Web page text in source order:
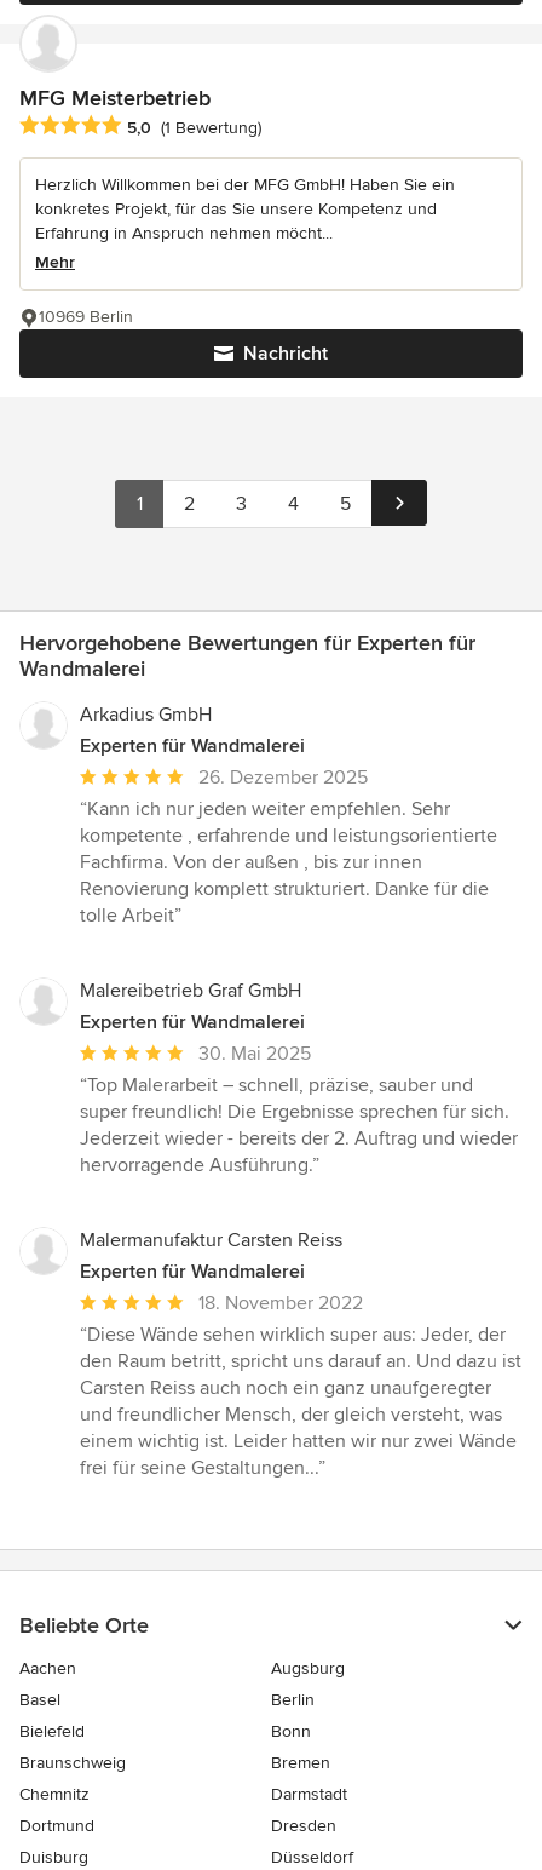
MFG Meisterbetrieb
Durchschnittliche Bewertung: 5 von 5 Sternen
5,0 (1 Bewertung)
Herzlich Willkommen bei der MFG GmbH! Haben Sie ein
konkretes Projekt, für das Sie unsere Kompetenz und
Erfahrung in Anspruch nehmen möcht...
Mehr
Nachricht
10969 Berlin
1 2 3 4 5
Hervorgehobene Bewertungen für Experten für
Wandmalerei
Arkadius GmbH
Experten für Wandmalerei
Durchschnittliche
Bewertung:
5
von
5
Sternen
26. Dezember 2025
“Kann ich nur jeden weiter empfehlen. Sehr
kompetente , erfahrende und leistungsorientierte
Fachfirma. Von der außen , bis zur innen
Renovierung komplett strukturiert. Danke für die
tolle Arbeit”
Malereibetrieb Graf GmbH
Experten für Wandmalerei
Durchschnittliche
Bewertung:
5
von
5
30. Mai 2025
“Top Malerarbeit – schnell, präzise, sauber und
super freundlich! Die Ergebnisse sprechen für sich.
Jederzeit wieder - bereits der 2. Auftrag und wieder
hervorragende Ausführung.”
Malermanufaktur Carsten Reiss
Experten für Wandmalerei
Durchschnittliche
Bewertung:
5
von
5
Sternen
18. November 2022
“Diese Wände sehen wirklich super aus: Jeder, der
den Raum betritt, spricht uns darauf an. Und dazu ist
Carsten Reiss auch noch ein ganz unaufgeregter
und freundlicher Mensch, der gleich versteht, was
einem wichtig ist. Leider hatten wir nur zwei Wände
frei für seine Gestaltungen...”
Beliebte Orte
Aachen
Augsburg
Basel
Berlin
Bielefeld
Bonn
Braunschweig
Bremen
Chemnitz
Darmstadt
Dortmund
Dresden
Duisburg
Düsseldorf